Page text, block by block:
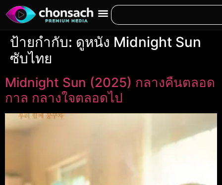
ป้ายกำกับ: ดูหนัง Midnight Sun
ซับไทย
Midnight Sun (2025) กลางคืนตลอด
กาล กลางใจตลอดไป